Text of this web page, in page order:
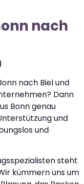
nach
nach Biel und
Dann
Bonn genau
und
und
steht
kümmern uns um